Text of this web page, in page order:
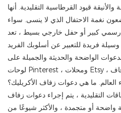
قيود القرطاسية التقليدية. أنها
نغمة الاحتفال الذي لا ينسى. سواء
رسمي كبير أو حفل خارجي بسيط ، تعد
الواضحة والحديثة والجميلة على
لوحات Pinterest ، ومحلات Etsy ، ومنتديات التخطيط لحفلات الزفاف
العالم. ما هي دعوات زفاف الأكريليك؟
التقليدية ، يتم إجراء دعوات زفاف
واضحة أو متجمدة ، والأكثر شيوعًا من